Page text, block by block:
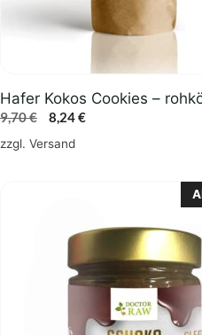
Hafer Kokos Cookies –
9,70€
Ursprünglicher
Preis
8,24€Aktueller
zzgl. Versand